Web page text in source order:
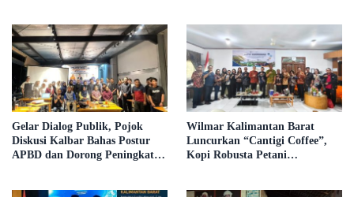
Gelar Dialog Publik, Pojok
Diskusi Kalbar Bahas Postur
APBD dan Dorong Peningkatan
Wilmar Kalimantan Barat
Luncurkan “Cantigi Coffee”,
Kopi Robusta Petani